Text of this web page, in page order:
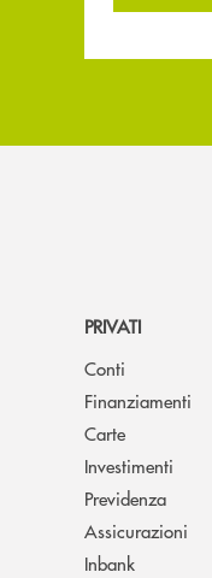
PRIVATI
Conti
Finanziamenti
Carte
Investimenti
Previdenza
Assicurazioni
Inbank